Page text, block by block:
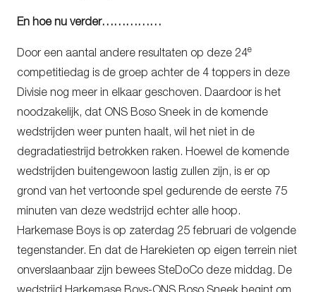
En hoe nu verder……………
Door een aantal andere resultaten op deze 24e
competitiedag is de groep achter de 4 toppers in deze
Divisie nog meer in elkaar geschoven. Daardoor is het
noodzakelijk, dat ONS Boso Sneek in de komende
wedstrijden weer punten haalt, wil het niet in de
degradatiestrijd betrokken raken. Hoewel de komende
wedstrijden buitengewoon lastig zullen zijn, is er op
grond van het vertoonde spel gedurende de eerste 75
minuten van deze wedstrijd echter alle hoop.
Harkemase Boys is op zaterdag 25 februari de volgende
tegenstander. En dat de Harekieten op eigen terrein niet
onverslaanbaar zijn bewees SteDoCo deze middag. De